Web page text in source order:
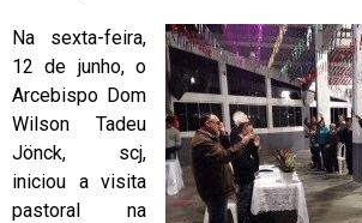
Na sexta-feira,
12 de junho, o
Arcebispo Dom
Wilson Tadeu
Jönck, scj,
iniciou a visita
pastoral na